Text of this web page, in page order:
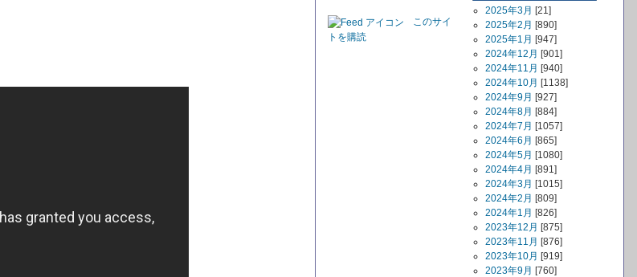
このサイ
トを購読
2025年3月 [21]
2025年2月 [890]
2025年1月 [947]
2024年12月 [901]
2024年11月 [940]
2024年10月 [1138]
2024年9月 [927]
2024年8月 [884]
2024年7月 [1057]
2024年6月 [865]
2024年5月 [1080]
2024年4月 [891]
2024年3月 [1015]
2024年2月 [809]
2024年1月 [826]
2023年12月 [875]
2023年11月 [876]
2023年10月 [919]
2023年9月 [760]